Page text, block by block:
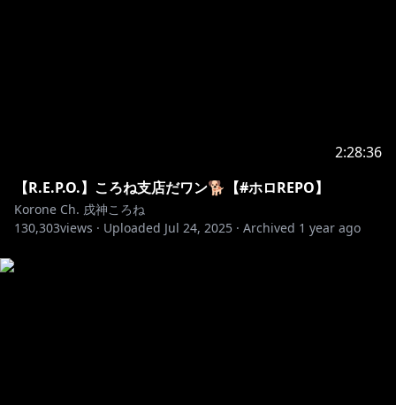
2:28:36
【R.E.P.O.】ころね支店だワン🐕【#ホロREPO】
Korone Ch. 戌神ころね
130,303views · Uploaded Jul 24, 2025 · Archived 1 year ago